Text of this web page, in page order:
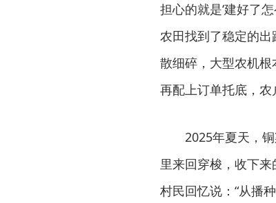
担心的就是‘建好了
农田找到了稳定的出
散细碎，大型农机根
再配上订单托底，
2025年夏天，
里来回穿梭，收下
村民回忆说：“从播